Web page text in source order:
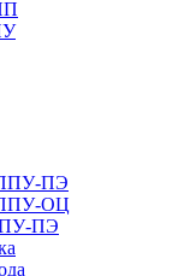
ПЭ
ППУ-ОЦ
ПЭ